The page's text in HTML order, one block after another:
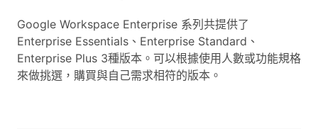
Google Workspace Enterprise 系列共提供了
Enterprise Essentials、Enterprise Standard、
Enterprise Plus 3種版本。可以根據使用人數或功能規格
來做挑選，購買與自己需求相符的版本。